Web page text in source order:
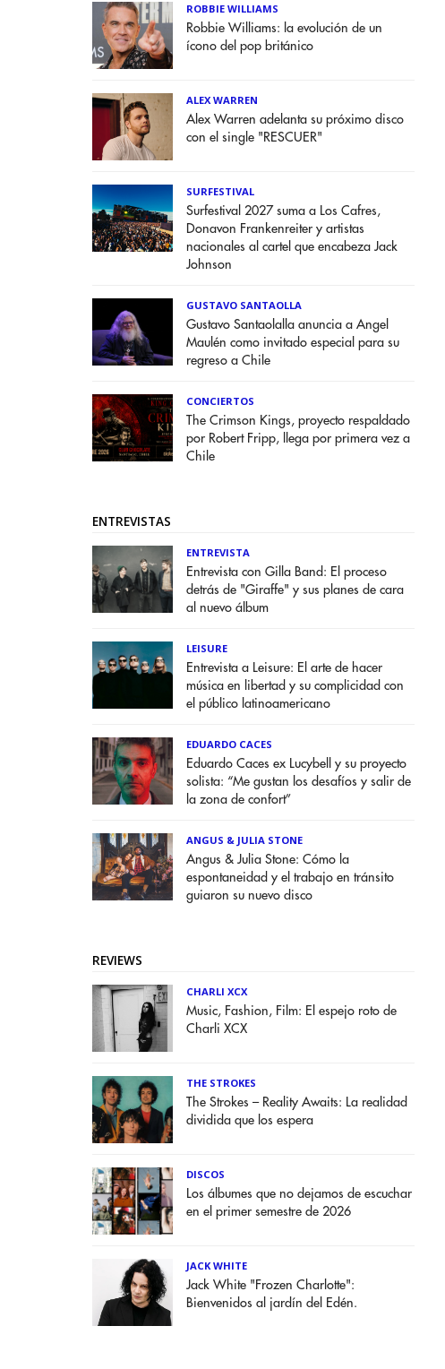
ROBBIE WILLIAMS
Robbie Williams: la evolución de un
ícono del pop británico
ALEX WARREN
Alex Warren adelanta su próximo disco
con el single "RESCUER"
SURFESTIVAL
Surfestival 2027 suma a Los Cafres,
Donavon Frankenreiter y artistas
nacionales al cartel que encabeza Jack
Johnson
GUSTAVO SANTAOLLA
Gustavo Santaolalla anuncia a Angel
Maulén como invitado especial para su
regreso a Chile
CONCIERTOS
The Crimson Kings, proyecto respaldado
por Robert Fripp, llega por primera vez a
Chile
ENTREVISTAS
ENTREVISTA
Entrevista con Gilla Band: El proceso
detrás de "Giraffe" y sus planes de cara
al nuevo álbum
LEISURE
Entrevista a Leisure: El arte de hacer
música en libertad y su complicidad con
el público latinoamericano
EDUARDO CACES
Eduardo Caces ex Lucybell y su proyecto
solista: “Me gustan los desafíos y salir de
la zona de confort”
ANGUS & JULIA STONE
Angus & Julia Stone: Cómo la
espontaneidad y el trabajo en tránsito
guiaron su nuevo disco
REVIEWS
CHARLI XCX
Music, Fashion, Film: El espejo roto de
Charli XCX
THE STROKES
The Strokes – Reality Awaits: La realidad
dividida que los espera
DISCOS
Los álbumes que no dejamos de escuchar
en el primer semestre de 2026
JACK WHITE
Jack White "Frozen Charlotte":
Bienvenidos al jardín del Edén.